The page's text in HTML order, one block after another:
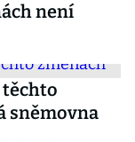
není
těchto
sněmovna